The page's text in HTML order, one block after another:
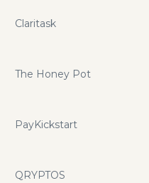
Claritask
The Honey Pot
PayKickstart
QRYPTOS